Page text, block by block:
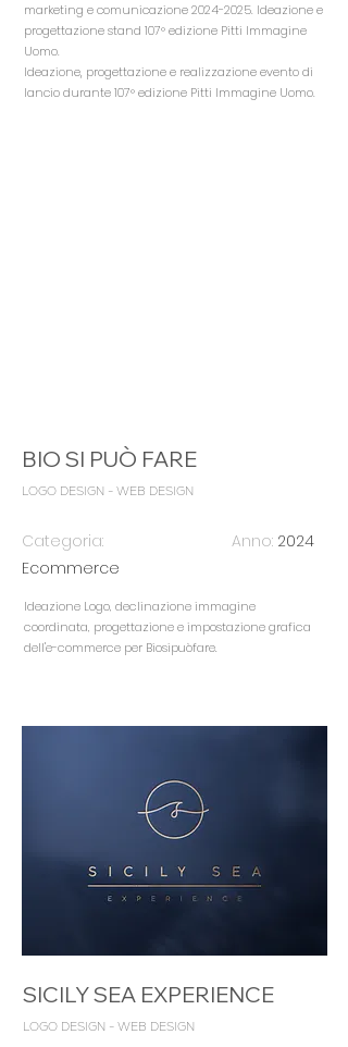
marketing e comunicazione2024-2025. Ideazione e
progettazione stand 107° edizione Pitti Immagine
Uomo.
Ideazione, progettazione e realizzazione evento di
lancio durante 107° edizione Pitti Immagine Uomo.
BIO SI PUÒ FARE
LOGO DESIGN - WEB DESIGN
Categoria:
Ecommerce
Anno: 2024
Ideazione Logo, declinazione immagine
coordinata, progettazione e impostazione grafica
dell'e-commerce per Biosipuòfare.
SICILY SEA EXPERIENCE
LOGO DESIGN - WEB DESIGN